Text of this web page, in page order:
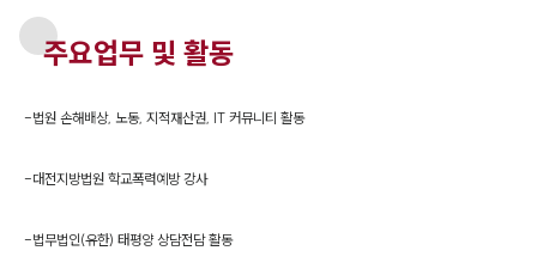
주요업무 및 활동
-법원 손해배상, 노동, 지적재산권, IT 커뮤니티 활동
-대전지방법원 학교폭력예방 강사
-법무법인(유한) 태평양 상담전담 활동